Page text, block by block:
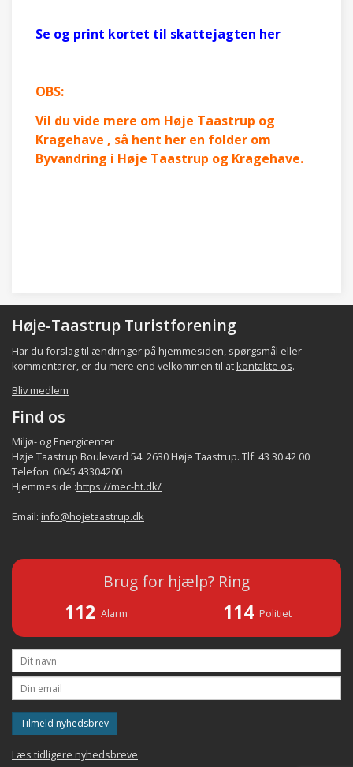
Se og print kortet til skattejagten her
OBS:
Vil du vide mere om Høje Taastrup og
Kragehave , så hent her en folder om
Byvandring i Høje Taastrup og Kragehave.
Høje-Taastrup Turistforening
Har du forslag til ændringer på hjemmesiden, spørgsmål eller
kommentarer, er du mere end velkommen til at kontakte os.
Bliv medlem
Find os
Miljø- og Energicenter
Høje Taastrup Boulevard 54. 2630 Høje Taastrup. Tlf: 43 30 42 00
Telefon: 0045 43304200
Hjemmeside :https://mec-ht.dk/
Email: info@hojetaastrup.dk
Brug for hjælp? Ring
112 Alarm 114 Politiet
Tilmeld nyhedsbrev
Læs tidligere nyhedsbreve